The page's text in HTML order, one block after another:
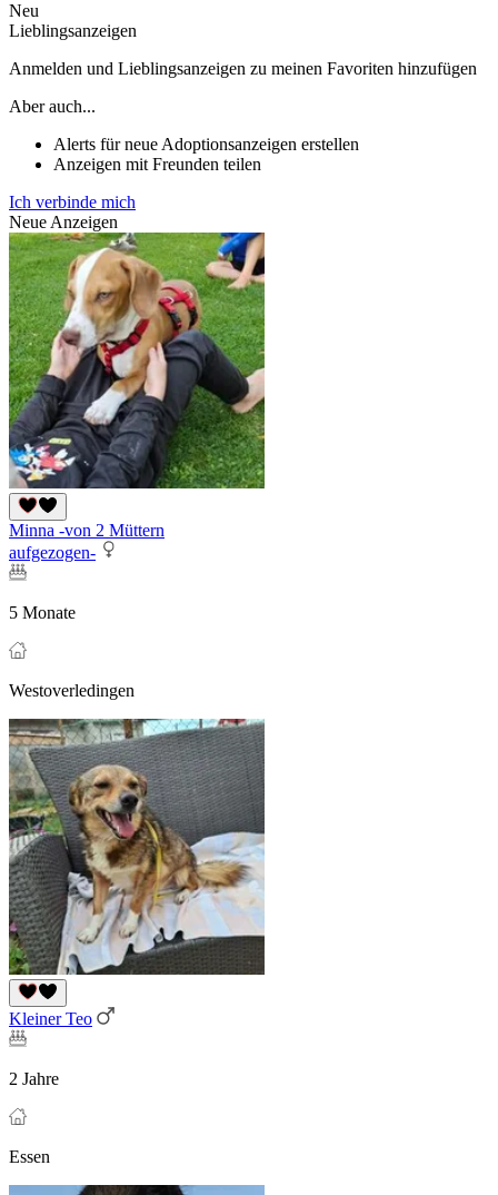
Neu
Lieblingsanzeigen
Anmelden und Lieblingsanzeigen zu meinen Favoriten hinzufügen
Aber auch...
Alerts für neue Adoptionsanzeigen erstellen
Anzeigen mit Freunden teilen
Ich verbinde mich
Neue Anzeigen
Minna -von 2 Müttern
aufgezogen-
5 Monate
Westoverledingen
Kleiner Teo
2 Jahre
Essen